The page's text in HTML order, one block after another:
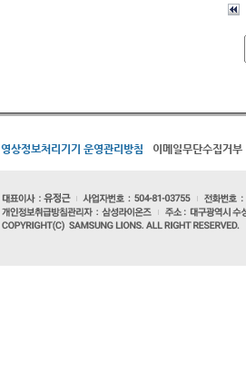
영상정보처리기기 운영관리방침 이메일무단수집거부